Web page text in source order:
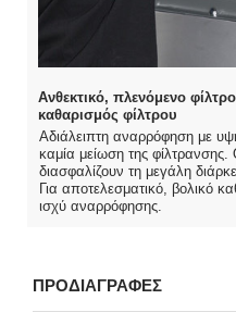
Ανθεκτικό, πλενόμενο
καθαρισμός φίλτρου
Αδιάλειπτη αναρρόφηση με
καμία μείωση της
διασφαλίζουν τη μεγάλη
Για αποτελεσματικό, βολικό
ισχύ αναρρόφησης.
ΠΡΟΔΙΑΓΡΑΦΕΣ